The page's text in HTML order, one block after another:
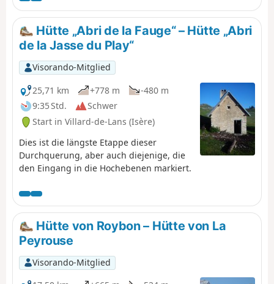
Hütte „Abri de la Fauge“ – Hütte „Abri
de la Jasse du Play“
Visorando-Mitglied
25,71 km
+778 m
-480 m
9:35 Std.
Schwer
Start in Villard-de-Lans (Isère)
Dies ist die längste Etappe dieser
Durchquerung, aber auch diejenige, die
den Eingang in die Hochebenen markiert.
Hütte von Roybon – Hütte von La
Peyrouse
Visorando-Mitglied